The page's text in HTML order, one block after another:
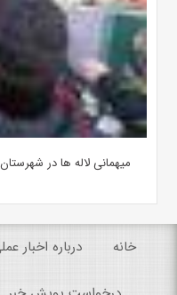
میهمانی لاله ها در
خانه درباره اخبار